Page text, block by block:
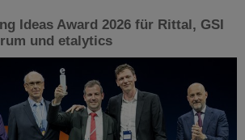
Ideas Award 2026 für Rittal, GSI
und etalytics